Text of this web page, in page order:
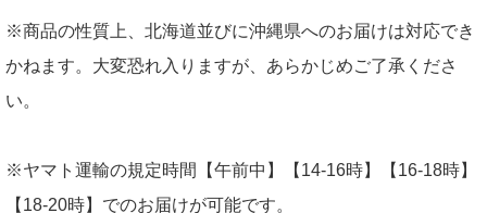
※商品の性質上、北海道並びに沖縄県へのお届けは対応でき
かねます。大変恐れ入りますが、あらかじめご了承くださ
い。
※ヤマト運輸の規定時間【午前中】【14-16時】【16-18時】
【18-20時】でのお届けが可能です。